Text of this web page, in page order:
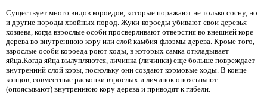
Существует много видов короедов, которые поражают не только сосну, но
и другие породы хвойных пород. Жуки-короеды убивают свои деревья-
хозяева, когда взрослые особи просверливают отверстия во внешней коре
дерева во внутреннюю кору или слой камбия-флоэмы дерева. Кроме того,
взрослые особи короеда роют ходы, в которых самка откладывает
яйца.Когда яйца вылупляются, личинка (личинки) еще больше повреждает
внутренний слой коры, поскольку они создают кормовые ходы. В конце
концов, совместные раскопки взрослых и личинок опоясывают
(опоясывают) внутреннюю кору дерева и приводят к гибели.